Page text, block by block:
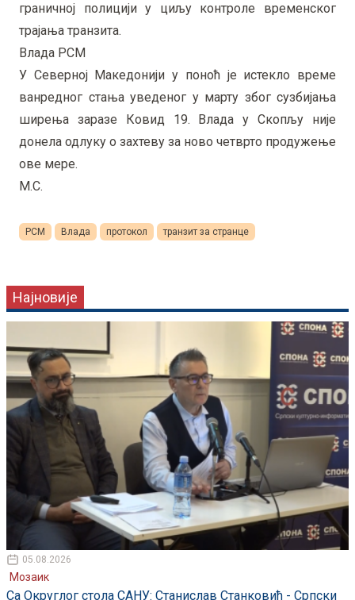
граничној полицији у циљу контроле временског
трајања транзита.
Влада РСМ
У Северној Македонији у поноћ је истекло време
ванредног стања уведеног у марту због сузбијања
ширења заразе Ковид 19. Влада у Скопљу није
донела одлуку о захтеву за ново четврто продужење
ове мере.
М.С.
РСМ Влада протокол транзит за странце
Најновије
05.08.2026
Мозаик
Са Округлог стола САНУ: Станислав Станковић - Српски